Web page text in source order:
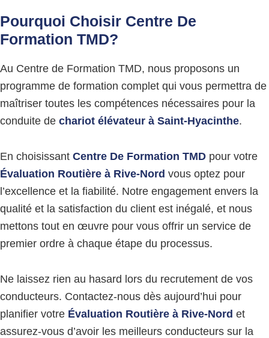
Pourquoi Choisir Centre De
Formation TMD?
Au Centre de Formation TMD, nous proposons un
programme de formation complet qui vous permettra de
maîtriser toutes les compétences nécessaires pour la
conduite de chariot élévateur à Saint-Hyacinthe.
En choisissant Centre De Formation TMD pour votre
Évaluation Routière à Rive-Nord vous optez pour
l’excellence et la fiabilité. Notre engagement envers la
qualité et la satisfaction du client est inégalé, et nous
mettons tout en œuvre pour vous offrir un service de
premier ordre à chaque étape du processus.
Ne laissez rien au hasard lors du recrutement de vos
conducteurs. Contactez-nous dès aujourd’hui pour
planifier votre Évaluation Routière à Rive-Nord et
assurez-vous d’avoir les meilleurs conducteurs sur la